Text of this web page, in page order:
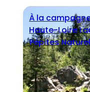
À la
Haute-Loire
Pépites